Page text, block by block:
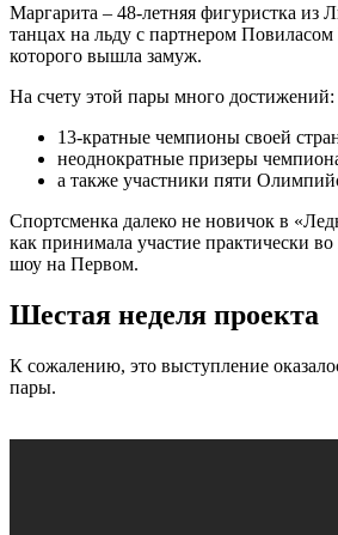
Маргарита – 48-летняя фигуристка из
танцах на льду с партнером Повиласом
которого вышла замуж.
На счету этой пары много достижений:
13-кратные чемпионы своей
неоднократные призеры
а также участники пяти
Спортсменка далеко не новичок в
как принимала участие практически
шоу на Первом.
Шестая неделя проекта
К сожалению, это выступление
пары.